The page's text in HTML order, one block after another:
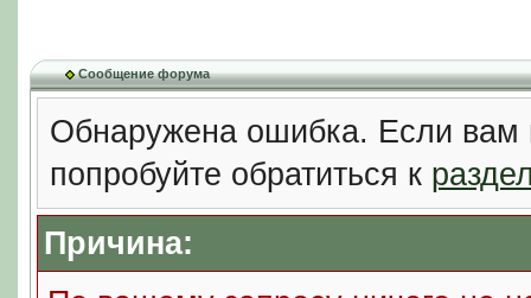
Сообщение форума
Обнаружена ошибка. Если вам
попробуйте обратиться к
Причина: